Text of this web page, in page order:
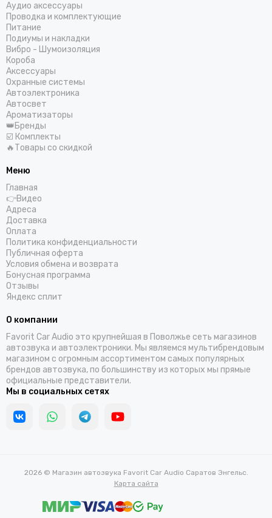
Аудио аксессуары
Проводка и комплектующие
Питание
Подиумы и накладки
Вибро - Шумоизоляция
Короба
Аксессуары
Охранные системы
Автоэлектроника
Автосвет
Ароматизаторы
👑Бренды
☑️ Комплекты
🔥Товары со скидкой
Меню
Главная
👉Видео
Адреса
Доставка
Оплата
Политика конфиденциальности
Публичная оферта
Условия обмена и возврата
Бонусная программа
Отзывы
Яндекс сплит
О компании
Favorit Car Audio это крупнейшая в Поволжье сеть магазинов
автозвука и автоэлектроники. Мы являемся мультибрендовым
магазином с огромным ассортиментом самых популярных
брендов автозвука, по большинству из которых мы прямые
официальные представители.
Мы в социальных сетях
2026 © Магазин автозвука Favorit Car Audio Саратов Энгельс.
Карта сайта